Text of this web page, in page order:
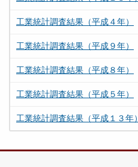
工業統計調査結果（平成４年）
工業統計調査結果（平成９年）
工業統計調査結果（平成８年）
工業統計調査結果（平成５年）
工業統計調査結果（平成１３年）